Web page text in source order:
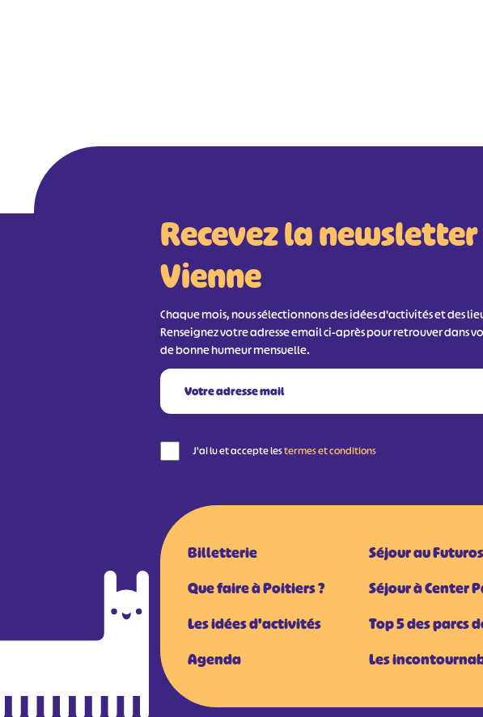
Recevez la
Vienne
Chaque mois, nous sélectionnons des idées d'activités et des
Renseignez votre adresse email ci-après pour retrouver dans
de bonne humeur mensuelle.
J'ai lu et accepte lestermes et conditions
Billetterie
Que faire à Poitiers ?
Les idées d'activités
Agenda
Séjour au
Séjour à Center
Top 5 des parcs
Les